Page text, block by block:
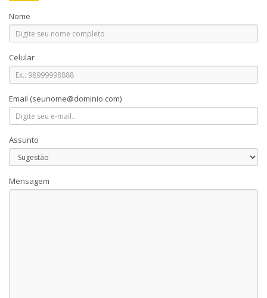
Nome
Celular
Email (seunome@dominio.com)
Assunto
Mensagem